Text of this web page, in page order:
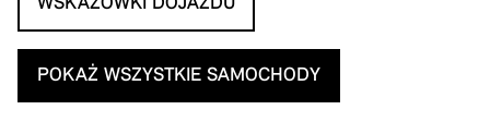
WSKAZÓWKI DOJAZDU
POKAŻ WSZYSTKIE SAMOCHODY